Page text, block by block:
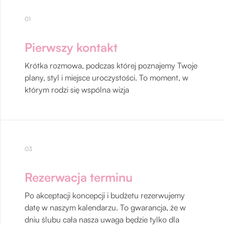
01
Pierwszy kontakt
Krótka rozmowa, podczas której poznajemy Twoje
plany, styl i miejsce uroczystości. To moment, w
którym rodzi się wspólna wizja
03
Rezerwacja terminu
Po akceptacji koncepcji i budżetu rezerwujemy
datę w naszym kalendarzu. To gwarancja, że w
dniu ślubu cała nasza uwaga będzie tylko dla